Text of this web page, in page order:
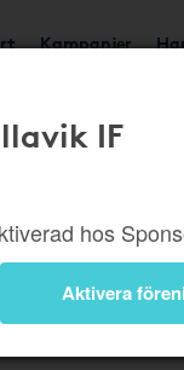
Kampanjer
IF
hos
Aktivera